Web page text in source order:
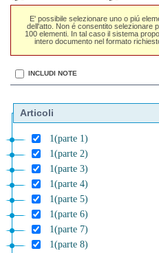
E' possibile selezionare uno o piú
dell'atto. Non é consentito selezionare
100 elementi. In tal caso il sistema
intero documento nel formato
INCLUDI NOTE
Articoli
1(parte 1)
1(parte 2)
1(parte 3)
1(parte 4)
1(parte 5)
1(parte 6)
1(parte 7)
1(parte 8)